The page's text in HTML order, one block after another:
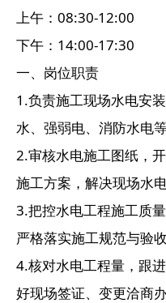
上午：08:30-12:00
下午：14:00-17:30
一、岗位职责
1.负责施工现场水电安
水、强弱电、消防水电
2.审核水电施工图纸，
施工方案，解决现场水
3.把控水电工程施工质
严格落实施工规范与验
4.核对水电工程量，跟
好现场签证、变更洽商